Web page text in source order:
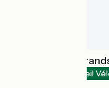
Cabanes des
Accueil